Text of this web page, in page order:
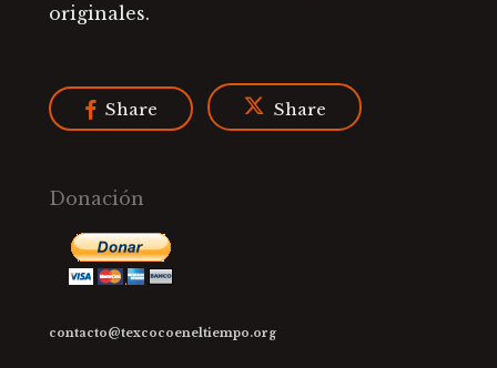
originales.
Share Share
Donación
contacto@texcocoeneltiempo.org